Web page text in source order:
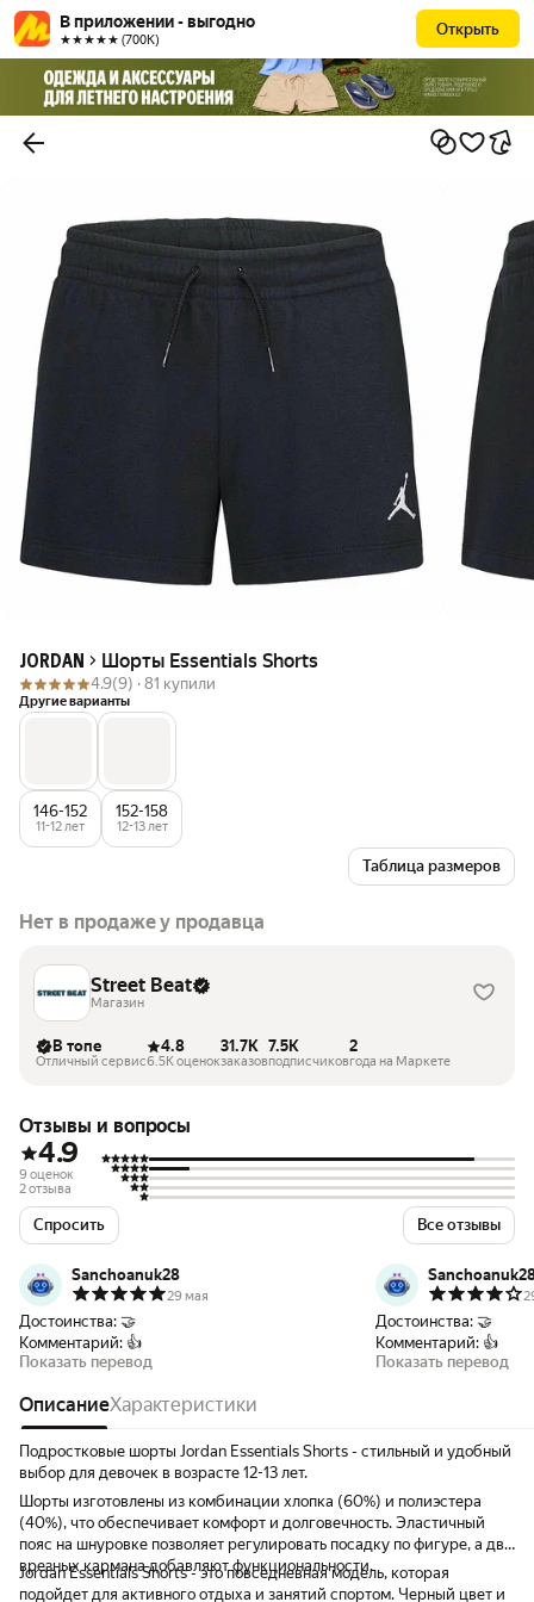
В приложении - выгодно
★★★★★ (700К)
Открыть
JORDAN Шорты Essentials Shorts
4.9(9) · 81 купили
Другие варианты
146-152
11-12 лет
152-158
12-13 лет
Таблица размеров
Нет в продаже у продавца
Street Beat
Магазин
В топе
Отличный сервис
4.8
6.5K оценок
31.7K
заказов
7.5K
подписчиков
2
года на Маркете
Отзывы и вопросы
4.9
9 оценок
2 отзыва
Спросить Все отзывы
Sanchoanuk28
29 мая
Достоинства: 🤝
Комментарий: 👍
Показать перевод
Достоинства: 🤝
Комментарий: 👍
Показать перевод
ОписаниеХарактеристики
Подростковые шорты Jordan Essentials Shorts - стильный и удобный
выбор для девочек в возрасте 12-13 лет.
Шорты изготовлены из комбинации хлопка (60%) и полиэстера
(40%), что обеспечивает комфорт и долговечность. Эластичный
пояс на шнуровке позволяет регулировать посадку по фигуре, а два
врезных кармана добавляют функциональности.
Jordan Essentials Shorts - это повседневная модель, которая
подойдет для активного отдыха и занятий спортом. Черный цвет и